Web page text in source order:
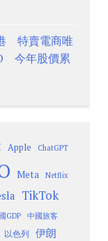
特賣電商唯
今年股價累
Apple ChatGPT
Meta Netflix
TikTok
GDP 中國旅客
以色列 伊朗